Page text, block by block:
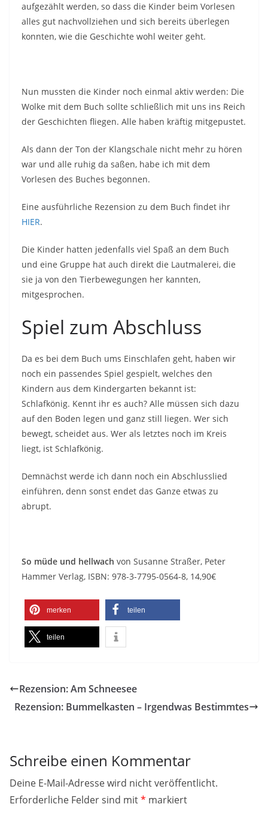
aufgezählt werden, so dass die Kinder beim Vorlesen
alles gut nachvollziehen und sich bereits überlegen
konnten, wie die Geschichte wohl weiter geht.
Nun mussten die Kinder noch einmal aktiv werden: Die
Wolke mit dem Buch sollte schließlich mit uns ins Reich
der Geschichten fliegen. Alle haben kräftig mitgepustet.
Als dann der Ton der Klangschale nicht mehr zu hören
war und alle ruhig da saßen, habe ich mit dem
Vorlesen des Buches begonnen.
Eine ausführliche Rezension zu dem Buch findet ihr
HIER.
Die Kinder hatten jedenfalls viel Spaß an dem Buch
und eine Gruppe hat auch direkt die Lautmalerei, die
sie ja von den Tierbewegungen her kannten,
mitgesprochen.
Spiel zum Abschluss
Da es bei dem Buch ums Einschlafen geht, haben wir
noch ein passendes Spiel gespielt, welches den
Kindern aus dem Kindergarten bekannt ist:
Schlafkönig. Kennt ihr es auch? Alle müssen sich dazu
auf den Boden legen und ganz still liegen. Wer sich
bewegt, scheidet aus. Wer als letztes noch im Kreis
liegt, ist Schlafkönig.
Demnächst werde ich dann noch ein Abschlusslied
einführen, denn sonst endet das Ganze etwas zu
abrupt.
So müde und hellwach von Susanne Straßer, Peter
Hammer Verlag, ISBN: 978-3-7795-0564-8, 14,90€
merken teilen
teilen
Rezension: Am Schneesee
Rezension: Bummelkasten – Irgendwas Bestimmtes
Schreibe einen Kommentar
Deine E-Mail-Adresse wird nicht veröffentlicht.
Erforderliche Felder sind mit* markiert